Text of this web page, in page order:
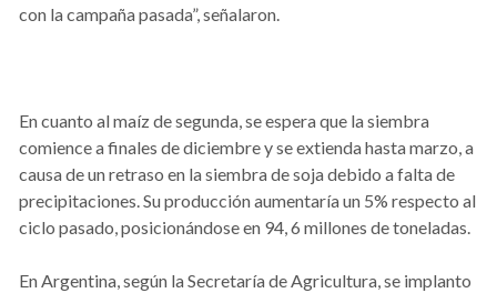
con la campaña pasada”, señalaron.
En cuanto al maíz de segunda, se espera que la siembra
comience a finales de diciembre y se extienda hasta marzo, a
causa de un retraso en la siembra de soja debido a falta de
precipitaciones. Su producción aumentaría un 5% respecto al
ciclo pasado, posicionándose en 94, 6 millones de toneladas.
En Argentina, según la Secretaría de Agricultura, se implanto